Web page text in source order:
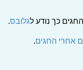
כך נודע לגלובס.
אחרי החגים.